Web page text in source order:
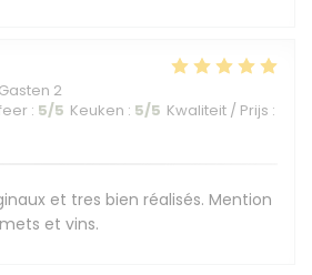
2
: 5/5 Keuken : 5/5 Kwaliteit / Prijs :
et tres bien réalisés. Mention
et vins.